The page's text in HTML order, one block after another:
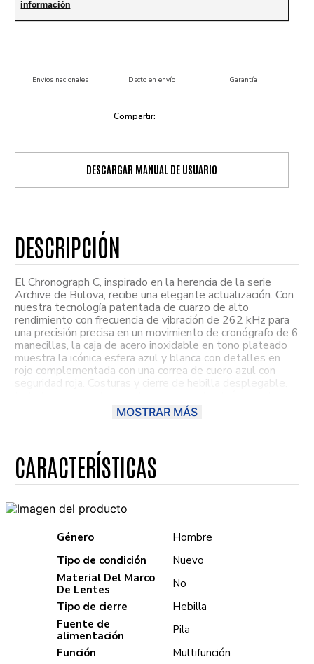
Envíos nacionales Dscto en envío Garantía
DESCARGAR MANUAL DE USUARIO
El Chronograph C, inspirado en la herencia de la serie
Archive de Bulova, recibe una elegante actualización. Con
nuestra tecnología patentada de cuarzo de alto
rendimiento con frecuencia de vibración de 262 kHz para
una precisión precisa en un movimiento de cronógrafo de 6
manecillas, la caja de acero inoxidable en tono plateado
muestra la icónica esfera azul y blanca con detalles en
rojo complementada con una correa de cuero azul con
seguridad roja. Costuras y cierre de hebilla desplegable.
un cristal de zafiro abombado antirreflectante y
resistente al agua hasta 50 metros, recuerda a la década
este modelo y mucho más en Chronos! Distribuidores
autorizados.
MOSTRAR MÁS
Género
Hombre
Tipo de condición
Nuevo
Material Del Marco
De Lentes
No
Tipo de cierre
Hebilla
Fuente de
alimentación
Pila
Función
Multifunción